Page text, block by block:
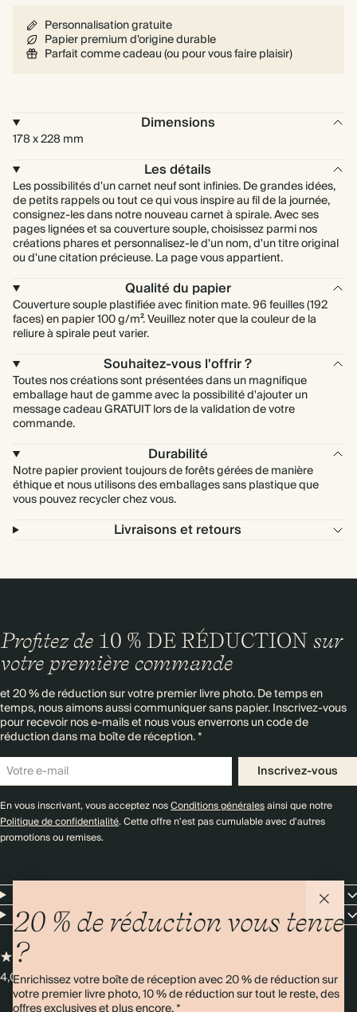
Personnalisation gratuite
Papier premium d'origine durable
Parfait comme cadeau (ou pour vous faire plaisir)
Dimensions
178 x 228 mm
Les détails
Les possibilités d'un carnet neuf sont infinies. De grandes idées,
de petits rappels ou tout ce qui vous inspire au fil de la journée,
consignez-les dans notre nouveau carnet à spirale. Avec ses
pages lignées et sa couverture souple, choisissez parmi nos
créations phares et personnalisez-le d'un nom, d'un titre original
ou d'une citation précieuse. La page vous appartient.
Qualité du papier
Couverture souple plastifiée avec finition mate. 96 feuilles (192
faces) en papier 100 g/m². Veuillez noter que la couleur de la
reliure à spirale peut varier.
Souhaitez-vous l'offrir ?
Toutes nos créations sont présentées dans un magnifique
emballage haut de gamme avec la possibilité d'ajouter un
message cadeau GRATUIT lors de la validation de votre
commande.
Durabilité
Notre papier provient toujours de forêts gérées de manière
éthique et nous utilisons des emballages sans plastique que
vous pouvez recycler chez vous.
Livraisons et retours
20 % de réduction vous tente
?
Enrichissez votre boîte de réception avec 20 % de réduction sur
votre premier livre photo, 10 % de réduction sur tout le reste, des
Profitez de 10 % DE RÉDUCTION sur
votre première commande
et 20 % de réduction sur votre premier livre photo. De temps en
temps, nous aimons aussi communiquer sans papier. Inscrivez-vous
pour recevoir nos e-mails et nous vous enverrons un code de
réduction dans ma boîte de réception. *
Inscrivez-vous
En vous inscrivant, vous acceptez nosConditions généralesainsi que notre
Politique de confidentialité. Cette offre n'est pas cumulable avec d'autres
promotions ou remises.
Entreprise
4,00/5Plus de 11 000 avis